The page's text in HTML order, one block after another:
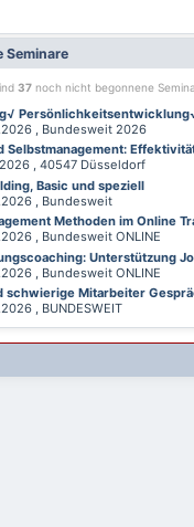
Seminare
37 noch nicht begonnene
, Bundesweit 2026
Selbstmanagement:
, 40547 Düsseldorf
Basic und speziell
, Bundesweit
Methoden im Online
, Bundesweit ONLINE
Unterstützung
, Bundesweit ONLINE
schwierige Mitarbeiter
, BUNDESWEIT